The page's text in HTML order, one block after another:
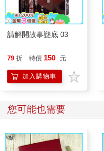
請解開故事謎底 03
79 折 特價 150 元
加入購物車
您可能也需要